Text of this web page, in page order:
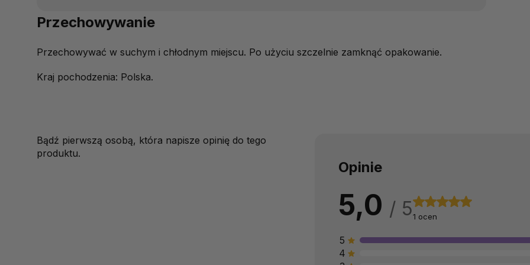
Przechowywanie
Przechowywać w suchym i chłodnym miejscu. Po użyciu szczelnie zamknąć opakowanie.
Kraj pochodzenia: Polska.
Bądź pierwszą osobą, która napisze opinię do tego
produktu.
Opinie
5,0 1 ocen
5
4